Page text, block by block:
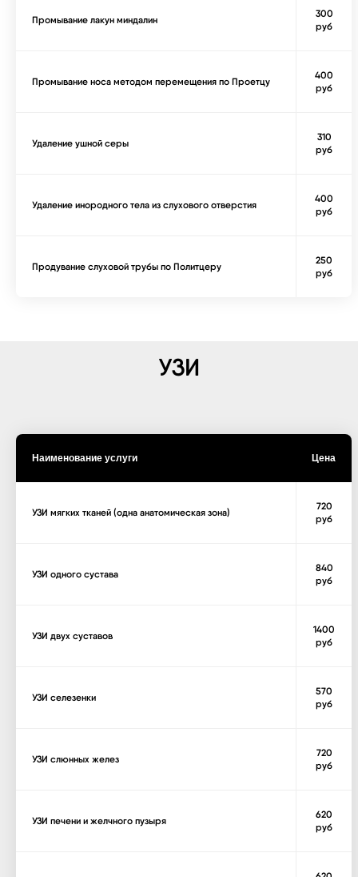
Промывание лакун миндалин
300
руб
Промывание носа методом перемещения по Проетцу
400
руб
Удаление ушной серы
310
руб
Удаление инородного тела из слухового отверстия
400
руб
Продувание слуховой трубы по Политцеру
250
руб
УЗИ
Наименование услуги Цена
УЗИ мягких тканей (одна анатомическая зона)
720
руб
УЗИ одного сустава
840
руб
УЗИ двух суставов
1400
руб
УЗИ селезенки
570
руб
УЗИ слюнных желез
720
руб
УЗИ печени и желчного пузыря
620
руб